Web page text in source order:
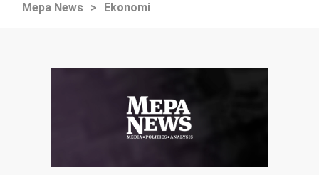
Mepa News > Ekonomi